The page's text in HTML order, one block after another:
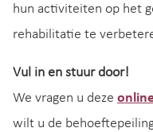
hun activiteiten op het
rehabilitatie te
Vul in en stuur door!
We vragen u deze
wilt u de